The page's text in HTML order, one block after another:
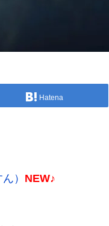
Hatena
） NEW♪